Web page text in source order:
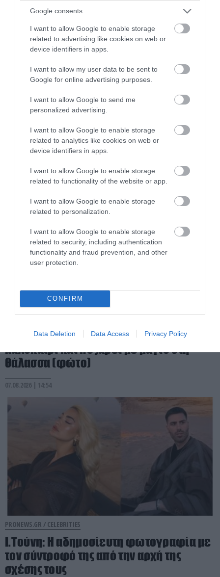
Google consents
I want to allow Google to enable storage
related to advertising like cookies on web or
device identifiers in apps.
I want to allow my user data to be sent to
Google for online advertising purposes.
I want to allow Google to send me
personalized advertising.
I want to allow Google to enable storage
related to analytics like cookies on web or
device identifiers in apps.
I want to allow Google to enable storage
related to functionality of the website or app.
I want to allow Google to enable storage
related to personalization.
I want to allow Google to enable storage
related to security, including authentication
functionality and fraud prevention, and other
user protection.
CONFIRM
Data Deletion Data Access Privacy Policy
PRONEWS.GR /CELEBRITIES
Ε.Βουλγαράκη: «Θα γίνετε ρόμπα – Σας
στέλνω γλυκά την αγάπη μου από
Αντίπαρο»
07.08.2026 | 15:20
PRONEWS.GR /CELEBRITIES
Η Κατερίνα Παπουτσάκη απολαμβάνει το
καλοκαίρι και ποζάρει με μαγιό στη
θάλασσα (φώτο)
07.08.2026 | 14:54
PRONEWS.GR / CELEBRITIES
Ι.Τούνη: Η αδημοσίευτη φωτογραφία με
τον σύντροφό της από την αρχή της
σχέσης τους